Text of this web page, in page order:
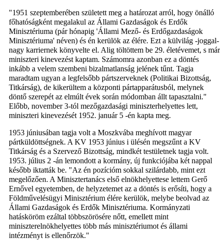
"1951 szeptemberében született meg a határozat arról, hogy önálló
főhatóságként megalakul az Állami Gazdaságok és Erdők
Minisztériuma (pár hónapig 'Állami Mező- és Erdőgazdaságok
Minisztériuma' néven) és én kerülök az élére. Ezt a külvilág -joggal-
nagy karriernek könyvelte el. Alig töltöttem be 29. életévemet, s már
miniszteri kinevezést kaptam. Számomra azonban ez a döntés
inkább a velem szembeni bizalmatlanság jelének tűnt. Tagja
maradtam ugyan a legfelsőbb pártszerveknek (Politikai Bizottság,
Titkárság), de kikerültem a központi pártapparátusból, melynek
döntő szerepét az elmúlt évek során módomban állt tapasztalni."
Előbb, november 3-tól mezőgazdasági miniszterhelyettes lett,
miniszteri kinevezését 1952. január 5 -én kapta meg.
1953 júniusában tagja volt a Moszkvába meghívott magyar
pártküldöttségnek. A KV 1953 június i ülésén megszűnt a KV
Titkárság és a Szervező Bizottság, mindkét testületnek tagja volt.
1953. július 2 -án lemondott a kormány, új funkciójába két nappal
később iktatták be. "Az én pozícióm sokkal szilárdabb, mint ezt
megelőzően. A Minisztertanács első elnökhelyettese lettem Gerő
Ernővel egyetemben, de helyzetemet az a döntés is erősíti, hogy a
Földművelésügyi Minisztérium élére kerülök, melybe beolvad az
Állami Gazdaságok és Erdők Minisztériuma. Kormányzati
hatásköröm ezáltal többszörösére nőtt, emellett mint
miniszterelnökhelyettes több más minisztériumot és állami
intézményt is ellenőrzök."